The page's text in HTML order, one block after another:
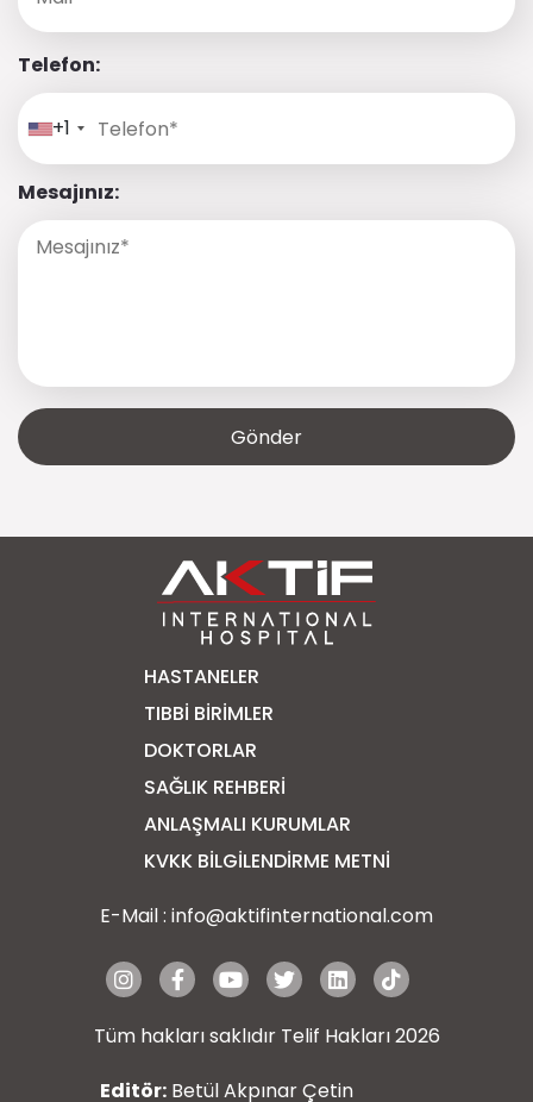
Telefon:
+1
Mesajınız:
HASTANELER
TIBBI BIRIMLER
DOKTORLAR
SAĞLIK REHBERI
ANLAŞMALI KURUMLAR
KVKK BİLGİLENDİRME METNİ
E-Mail : info@aktifinternational.com
Tüm hakları saklıdır Telif Hakları 2026
Editör:Betül Akpınar Çetin